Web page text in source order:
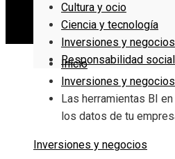
Cultura y ocio
Ciencia y tecnología
Inversiones y negocios
Responsabilidad social
Inicio
Inversiones y negocios
Las herramientas BI
los datos de tu
Inversiones y negocios